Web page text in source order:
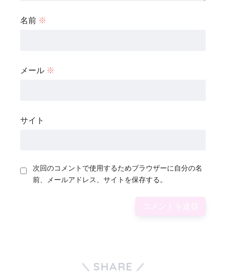
名前 ※
メール ※
サイト
次回のコメントで使用するためブラウザーに自分の名
前、メールアドレス、サイトを保存する。
SHARE